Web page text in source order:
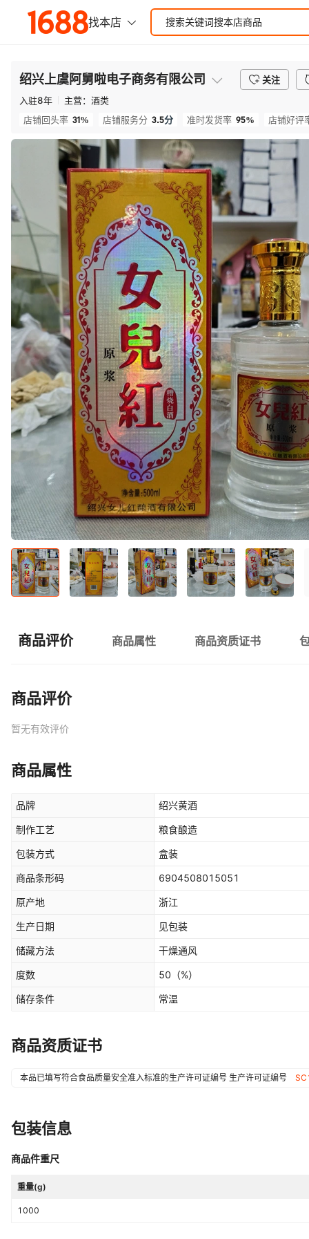
绍兴上虞阿舅啦电子商务有限公司
关注
入驻8年 主营： 酒类
店铺回头率 31% 店铺服务分 3.5分 准时发货率 95% 店铺好评
商品评价 商品属性 商品资质证书
商品评价
暂无有效评价
商品属性
品牌 绍兴黄酒
制作工艺 粮食酿造
包装方式 盒装
商品条形码 6904508015051
原产地 浙江
生产日期 见包装
储藏方法 干燥通风
度数 50 （%）
储存条件 常温
商品资质证书
本品已填写符合食品质量安全准入标准的生产许可证编号 生产许可证编号
包装信息
商品件重尺
重量(g)
1000